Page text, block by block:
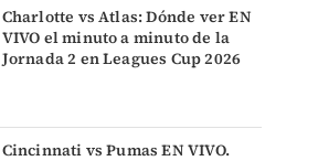
Charlotte vs Atlas: Dónde ver EN
VIVO el minuto a minuto de la
Jornada 2 en Leagues Cup 2026
Cincinnati vs Pumas EN VIVO.